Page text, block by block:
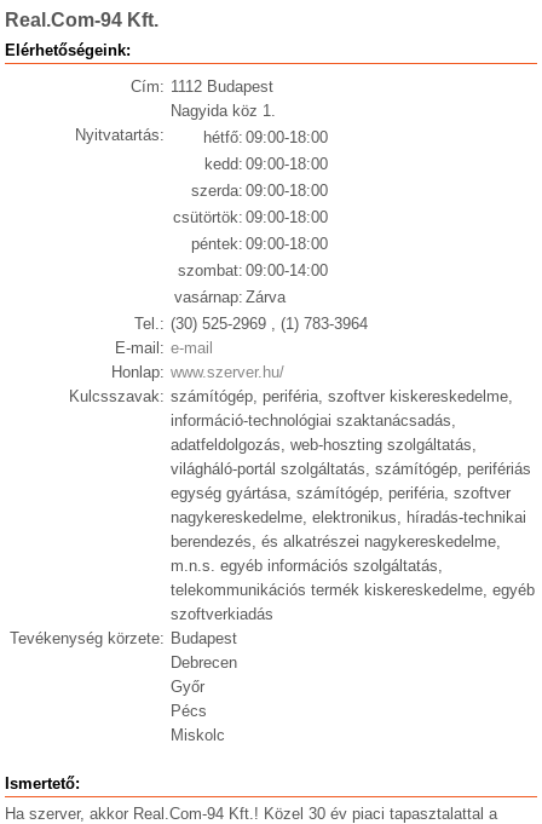
Real.Com-94 Kft.
Elérhetőségeink:
Cím: 1112 Budapest
Nagyida köz 1.
Nyitvatartás:
hétfő: 09:00-18:00
kedd: 09:00-18:00
szerda: 09:00-18:00
csütörtök: 09:00-18:00
péntek: 09:00-18:00
szombat: 09:00-14:00
vasárnap: Zárva
Tel.: (30) 525-2969 , (1) 783-3964
E-mail: e-mail
Honlap: www.szerver.hu/
Kulcsszavak: számítógép, periféria, szoftver kiskereskedelme,
információ-technológiai szaktanácsadás,
adatfeldolgozás, web-hoszting szolgáltatás,
világháló-portál szolgáltatás, számítógép, perifériás
egység gyártása, számítógép, periféria, szoftver
nagykereskedelme, elektronikus, híradás-technikai
berendezés, és alkatrészei nagykereskedelme,
m.n.s. egyéb információs szolgáltatás,
telekommunikációs termék kiskereskedelme, egyéb
szoftverkiadás
Tevékenység körzete: Budapest
Debrecen
Győr
Pécs
Miskolc
Ismertető:
Ha szerver, akkor Real.Com-94 Kft.! Közel 30 év piaci tapasztalattal a